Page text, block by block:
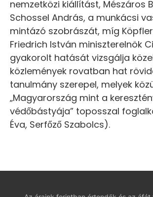
nemzetközi kiállítást, Mészáros
Schossel András, a munkácsi
mintázó szobrászát, míg
Friedrich István miniszterelnök
gyakorolt hatását vizsgálja
közlemények rovatban hat
tanulmány szerepel, melyek
„Magyarország mint a
védőbástyája” toposszal
Éva, Serfőző Szabolcs).